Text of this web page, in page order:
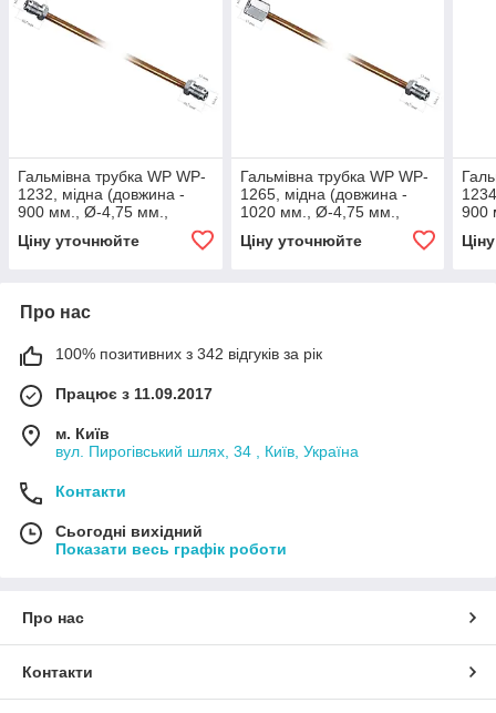
Гальмівна трубка WP WP-
1232, мідна (довжина -
900 мм., Ø-4,75 мм.,
Ціну уточнюйте
Гальмівна трубка WP WP-
1265, мідна (довжина -
1020 мм., Ø-4,75 мм.,
Ціну уточнюйте
900
Про нас
100% позитивних з 342 відгуків за рік
Працює з 11.09.2017
м. Київ
вул. Пирогівський шлях, 34 , Київ, Україна
Контакти
Сьогодні вихідний
Показати весь графік роботи
Про нас
Контакти